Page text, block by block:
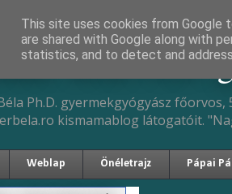
Béla Ph.D.
Ph.D. gyermekgyógyász
kismamablog látogatóit.
Weblap Önéletrajz Pápai
This site uses cookies from Google
are shared with Google along with
statistics, and to detect and